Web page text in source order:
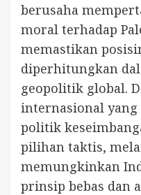
berusaha
moral terhadap
memastikan
diperhitungkan
geopolitik global.
internasional
politik
pilihan taktis,
memungkinkan
prinsip bebas dan